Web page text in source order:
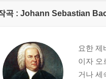
곡 : Johann Sebastian
요한 제
이자 오
거나 세